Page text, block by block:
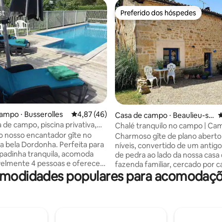
de 5, 15 avaliações
⋅ Busserolles 4,87 de uma avaliação média de 5, 46
4,87 (46)
de campo, piscina privativa,
para 4
nosso encantador gîte no
bela Dordonha. Perfeita para
tranquila, acomoda
4 pessoas e oferece
com jardins na frente e
privativo sob
Preferido dos hóspedes
Preferido dos hóspedes
Casa de campo ⋅ Beaulieu-su
r-Sonnette
Chalé tranquilo no campo |
ciclismo e Wi-Fi rápido
Charmoso gîte de plano
níveis, convertido de um
de pedra ao lado da nossa casa
fazenda familiar, cercado por
sebes e árvores. Situado
em uma estrada rural
populares para